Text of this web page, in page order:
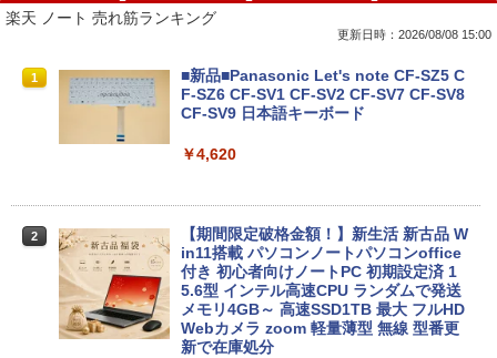
楽天 ノート 売れ筋ランキング
更新日時：2026/08/08 15:00
1
■新品■Panasonic Let's note CF-SZ5 C
F-SZ6 CF-SV1 CF-SV2 CF-SV7 CF-SV8
CF-SV9 日本語キーボード
￥4,620
2
【期間限定破格金額！】新生活 新古品 W
in11搭載 パソコンノートパソコンoffice
付き 初心者向けノートPC 初期設定済 1
5.6型 インテル高速CPU ランダムで発送
メモリ4GB～ 高速SSD1TB 最大 フルHD
Webカメラ zoom 軽量薄型 無線 型番更
新で在庫処分